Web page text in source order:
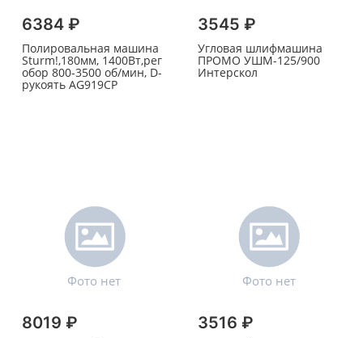
6384 ₽
Полировальная машина
Sturm!,180мм, 1400Вт,рег
обор 800-3500 об/мин, D-
рукоять AG919CP
3545 ₽
Угловая шлифмашина
ПРОМО УШМ-125/900
Интерскол
8019 ₽ 3516 ₽